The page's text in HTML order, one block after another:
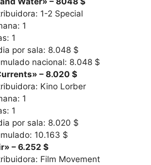
1-2 Special
1
1
por sala: 8.048 $
nacional: 8.048 $
– 8.020 $
Kino Lorber
1
1
por sala: 8.020 $
10.163 $
– 6.252 $
Film Movement